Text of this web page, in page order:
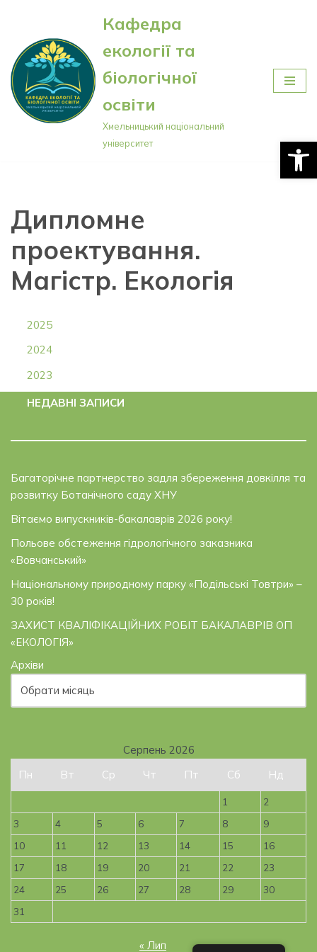
Перейти
до
вмісту
Кафедра
екології та
біологічної
освіти
Хмельницький національний
університет
Дипломне
проектування.
Магістр. Екологія
2025
2024
2023
НЕДАВНІ ЗАПИСИ
Багаторічне партнерство задля збереження довкілля та
розвитку Ботанічного саду ХНУ
Вітаємо випускників-бакалаврів 2026 року!
Польове обстеження гідрологічного заказника
«Вовчанський»
Національному природному парку «Подільські Товтри» –
30 років!
ЗАХИСТ КВАЛІФІКАЦІЙНИХ РОБІТ БАКАЛАВРІВ ОП
«ЕКОЛОГІЯ»
Архіви
Серпень 2026
Пн
Вт Ср Чт Пт Сб Нд
1
2
3
4 5 6 7 8
9
10
11 12 13 14 15
16
17
18 19 20 21 22
23
24
25 26 27 28 29
30
31
« Лип